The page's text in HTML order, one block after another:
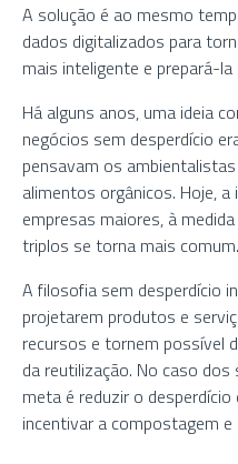
A solução é ao mesmo
dados digitalizados para
mais inteligente e prepará-la
Há alguns anos, uma ideia
negócios sem desperdício
pensavam os
alimentos orgânicos. Hoje,
empresas maiores, à
triplos se torna mais comum.
A filosofia sem desperdício
projetarem produtos e
recursos e tornem possível
da reutilização. No caso
meta é reduzir o
incentivar a compostagem e